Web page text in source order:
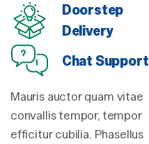
Doorstep
Delivery
Chat Support
Mauris auctor quam vitae
convallis tempor, tempor
efficitur cubilia. Phasellus